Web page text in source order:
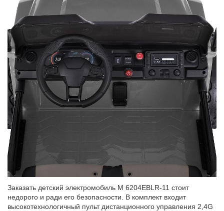
Заказать детский электромобиль M 6204EBLR-11 стоит
недорого и ради его безопасности. В комплект входит
высокотехнологичный пульт дистанционного управления 2,4G